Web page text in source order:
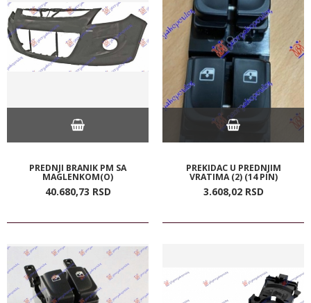
PREDNJI BRANIK PM SA
MAGLENKOM(O)
40.680,73 RSD
PREKIDAC U PREDNJIM
VRATIMA (2) (14 PIN)
3.608,02 RSD